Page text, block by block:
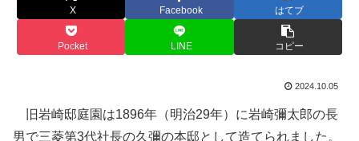
X Facebook はてブ
Pocket LINE コピー
2024.10.05
旧岩崎邸庭園は1896年（明治29年）に岩崎彌太郎の長
男で三菱第3代社長の久彌の本邸として造てられました。